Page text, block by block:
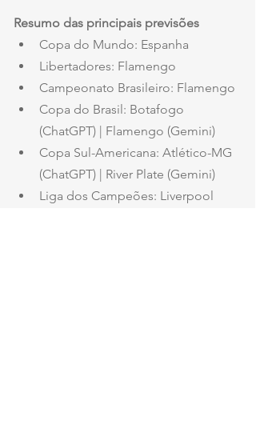
Resumo das principais previsões
Copa do Mundo: Espanha
Libertadores: Flamengo
Campeonato Brasileiro: Flamengo
Copa do Brasil: Botafogo
(ChatGPT) | Flamengo (Gemini)
Copa Sul-Americana: Atlético-MG
(ChatGPT) | River Plate (Gemini)
Liga dos Campeões: Liverpool